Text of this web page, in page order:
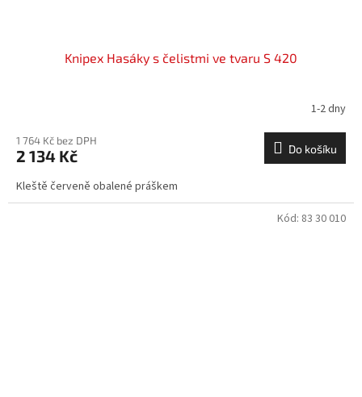
Knipex Hasáky s čelistmi ve tvaru S 420
1-2 dny
1 764 Kč bez DPH
2 134 Kč Do košíku
Kleště červeně obalené práškem
Kód: 83 30 010